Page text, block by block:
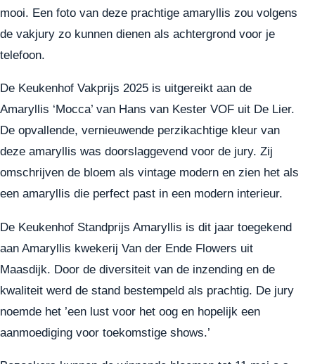
mooi. Een foto van deze prachtige amaryllis zou volgens
de vakjury zo kunnen dienen als achtergrond voor je
telefoon.
De Keukenhof Vakprijs 2025 is uitgereikt aan de
Amaryllis ‘Mocca’ van Hans van Kester VOF uit De Lier.
De opvallende, vernieuwende perzikachtige kleur van
deze amaryllis was doorslaggevend voor de jury. Zij
omschrijven de bloem als vintage modern en zien het als
een amaryllis die perfect past in een modern interieur.
De Keukenhof Standprijs Amaryllis is dit jaar toegekend
aan Amaryllis kwekerij Van der Ende Flowers uit
Maasdijk. Door de diversiteit van de inzending en de
kwaliteit werd de stand bestempeld als prachtig. De jury
noemde het ’een lust voor het oog en hopelijk een
aanmoediging voor toekomstige shows.’